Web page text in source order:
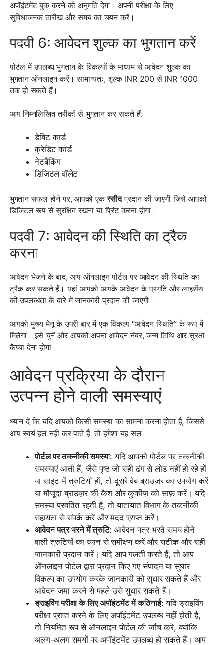
अपॉइंटमेंट बुक करने की अनुमति देगा। अपनी परीक्षा के लिए
सुविधाजनक तारीख और समय का चयन करें।
पदवी 6: आवेदन शुल्क का भुगतान करें
पोर्टल में उपलब्ध भुगतान के विकल्पों के माध्यम से आवेदन शुल्क का
भुगतान ऑनलाइन करें। सामान्यतः, शुल्क INR 200 से INR 1000
तक हो सकते हैं।
आप निम्नलिखित तरीकों से भुगतान कर सकते हैं:
डेबिट कार्ड
क्रेडिट कार्ड
नेटबैंकिंग
डिजिटल वॉलेट
भुगतान सफल होने पर, आपको एकरसीदप्रदान की जाएगी जिसे आपको
डिजिटल रूप से सुरक्षित रखना या प्रिंट करना होगा।
पदवी 7: आवेदन की स्थिति का ट्रैक
करना
आवेदन भेजने के बाद, आप ऑनलाइन पोर्टल पर आवेदन की स्थिति का
ट्रैक कर सकते हैं। यहां आपको आपके आवेदन के प्रगति और लाइसेंस
की उपलब्धता के बारे में जानकारी प्रदान की जाएगी।
आपको मुख्य मेनू के उपरी बार में एक विकल्प “आवेदन स्थिति” के रूप में
मिलेगा। इसे चुनें और आपको अपना आवेदन नंबर, जन्म तिथि और सुरक्षा
कैप्चा देना होगा।
आवेदन प्रक्रिया के दौरान
उत्पन्न होने वाली समस्याएं
ध्यान दें कि यदि आपको किसी समस्या का सामना करना होता है, जिससे
आप स्वयं हल नहीं कर पाते हैं, तो हमेशा यह सल
पोर्टल पर तकनीकी समस्या: यदि आपको पोर्टल पर तकनीकी
समस्याएं आती हैं, जैसे पृष्ठ जो सही ढंग से लोड नहीं हो रहे हों
या साइट में त्रुटियाँ हों, तो दूसरे वेब ब्राउज़र का उपयोग करें
या मौजूदा ब्राउज़र की कैश और कुकीज़ को साफ़ करें। यदि
समस्या प्रवर्तित रहती है, तो यातायात विभाग के तकनीकी
सहायता से संपर्क करें और मदद प्राप्त करें।
आवेदन पत्र भरने में त्रुटि: आवेदन पत्र भरते समय होने
वाली त्रुटियों का ध्यान से समीक्षण करें और सटीक और सही
जानकारी प्रदान करें। यदि आप गलती करते हैं, तो आप
ऑनलाइन पोर्टल द्वारा प्रदान किए गए संपादन या सुधार
विकल्प का उपयोग करके जानकारी को सुधार सकते हैं और
आवेदन जमा करने से पहले उसे सुधार सकते हैं।
ड्राइविंग परीक्षा के लिए अपॉइंटमेंट में कठिनाई: यदि ड्राइविंग
परीक्षा प्राप्त करने के लिए अपॉइंटमेंट उपलब्ध नहीं होती है,
तो नियमित रूप से ऑनलाइन पोर्टल की जाँच करें, क्योंकि
अलग-अलग समयों पर अपॉइंटमेंट उपलब्ध हो सकते हैं। आप